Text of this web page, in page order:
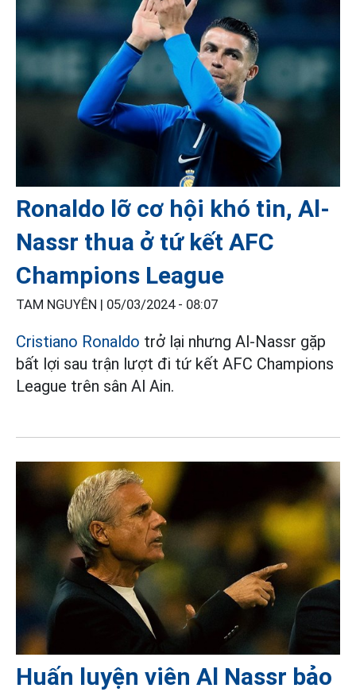
Ronaldo lỡ cơ hội khó tin, Al-
Nassr thua ở tứ kết AFC
Champions League
TAM NGUYÊN | 05/03/2024 - 08:07
Cristiano Ronaldo trở lại nhưng Al-Nassr gặp
bất lợi sau trận lượt đi tứ kết AFC Champions
League trên sân Al Ain.
Huấn luyện viên Al Nassr bảo